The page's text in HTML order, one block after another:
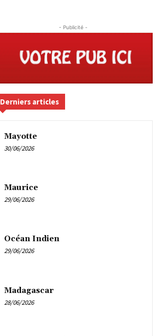
- Publicité -
Derniers articles
Mayotte
30/06/2026
Maurice
29/06/2026
Océan Indien
29/06/2026
Madagascar
28/06/2026